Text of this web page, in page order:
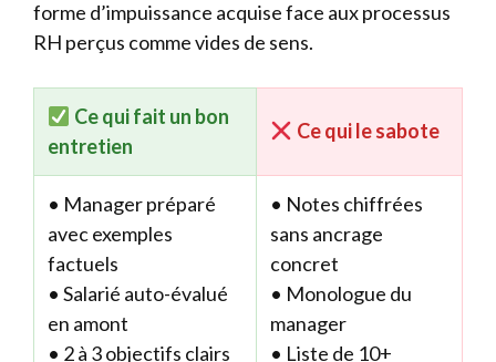
forme d’impuissance acquise face aux processus
RH perçus comme vides de sens.
Ce qui fait un bon
entretien
Ce qui le sabote
• Manager préparé
avec exemples
factuels
• Salarié auto-évalué
en amont
• 2 à 3 objectifs clairs
• Notes chiffrées
sans ancrage
concret
• Monologue du
manager
• Liste de 10+